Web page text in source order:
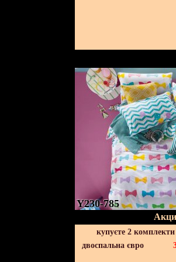
Y230-785
купуєте 2
двоспальна євро